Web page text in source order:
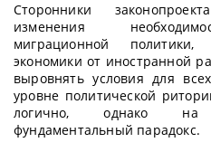
Сторонники
изменения
миграционной политики,
экономики от иностранной
выровнять условия для
уровне политической
логично, однако на
фундаментальный парадокс.